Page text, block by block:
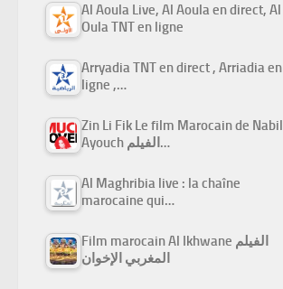
Al Aoula Live, Al Aoula en direct, Al
Oula TNT en ligne
Arryadia TNT en direct , Arriadia en
ligne ,…
Zin Li Fik Le film Marocain de Nabil
Ayouch الفيلم…
Al Maghribia live : la chaîne
marocaine qui…
Film marocain Al Ikhwane الفيلم
المغربي الإخوان